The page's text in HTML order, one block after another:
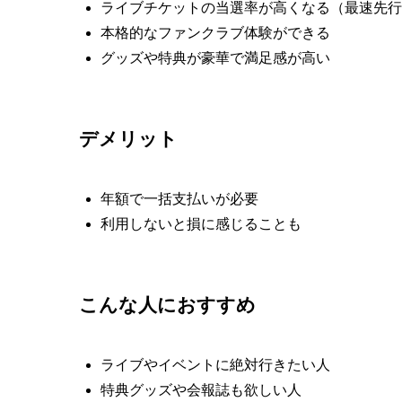
ライブチケットの当選率が高くなる（最速先
本格的なファンクラブ体験ができる
グッズや特典が豪華で満足感が高い
デメリット
年額で一括支払いが必要
利用しないと損に感じることも
こんな人におすすめ
ライブやイベントに絶対行きたい人
特典グッズや会報誌も欲しい人